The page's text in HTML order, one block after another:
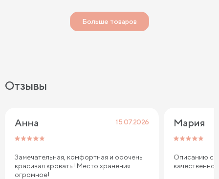
Больше товаров
Отзывы
Анна 15.07.2026
Замечательная, комфортная и ооочень
красивая кровать! Место хранения
огромное!
Мария
Описанию
качественно